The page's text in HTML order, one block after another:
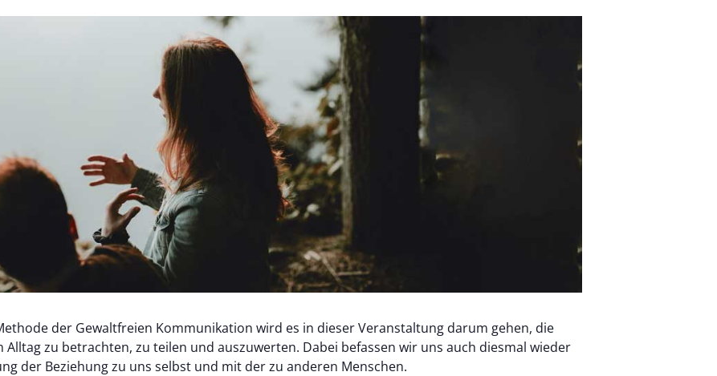
der Gewaltfreien Kommunikation wird es in dieser Veranstaltung darum gehen, die
zu betrachten, zu teilen und auszuwerten. Dabei befassen wir uns auch diesmal wieder
der Beziehung zu uns selbst und mit der zu anderen Menschen.